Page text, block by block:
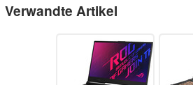
Verwandte Artikel